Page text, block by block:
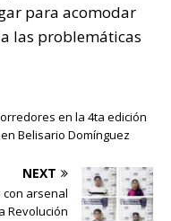
para acomodar
las problemáticas
en la 4ta edición
Belisario Domínguez
NEXT
arsenal
Revolución